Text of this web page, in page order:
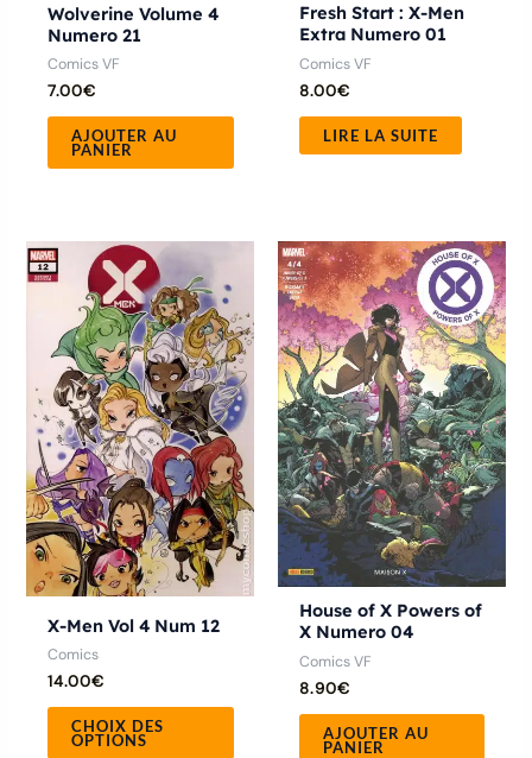
Wolverine Volume 4
Numero 21
Comics VF
7.00€
AJOUTER AU
PANIER
Fresh Start : X-Men
Extra Numero 01
Comics VF
8.00€
LIRE LA SUITE
X-Men Vol 4 Num 12
Comics
14.00€
CHOIX DES
OPTIONS
produit
a
plusieurs
variations.
Les
options
peuvent
être
choisies
sur
produit
House of X Powers of
X Numero 04
Comics VF
8.90€
AJOUTER AU
PANIER